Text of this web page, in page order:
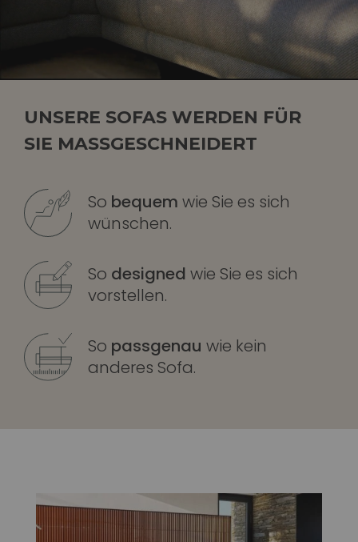
UNSERE SOFAS WERDEN FÜR
SIE MASSGESCHNEIDERT
So bequem wie Sie es sich
wünschen.
So designed wie Sie es sich
vorstellen.
So passgenau wie kein
anderes Sofa.